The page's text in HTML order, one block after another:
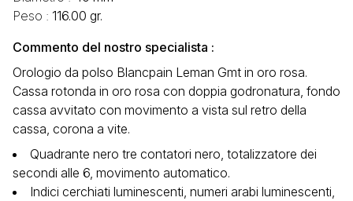
Peso : 116.00 gr.
Commento del nostro specialista :
Orologio da polso Blancpain Leman Gmt in oro rosa.
Cassa rotonda in oro rosa con doppia godronatura, fondo
cassa avvitato con movimento a vista sul retro della
cassa, corona a vite.
Quadrante nero tre contatori nero, totalizzatore dei
secondi alle 6, movimento automatico.
Indici cerchiati luminescenti, numeri arabi luminescenti,